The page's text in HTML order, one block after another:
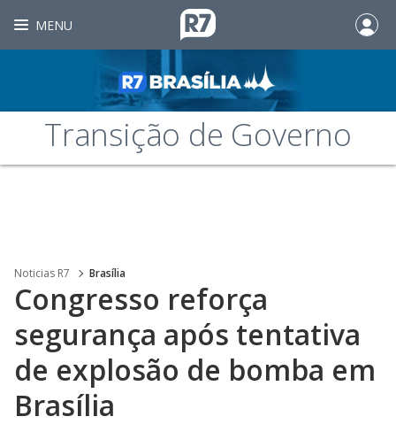
MENU
Transição de Governo
Noticias R7 Brasília
Congresso reforça
segurança após tentativa
de explosão de bomba em
Brasília